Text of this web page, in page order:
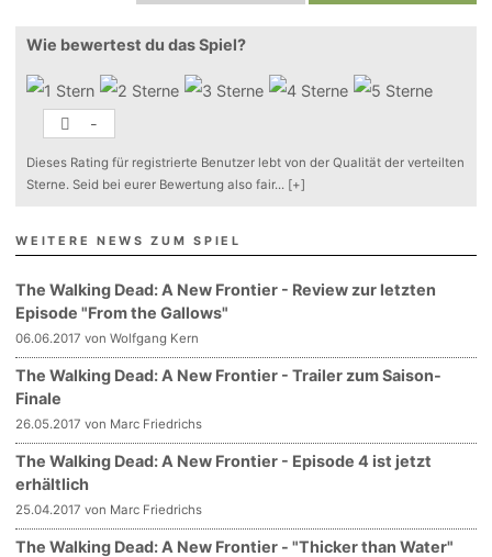
Wie bewertest du das Spiel?
-
Dieses Rating für registrierte Benutzer lebt von der Qualität der verteilten
Sterne. Seid bei eurer Bewertung also fair... [+]
WEITERE NEWS ZUM SPIEL
The Walking Dead: A New Frontier - Review zur letzten
Episode "From the Gallows"
06.06.2017 von Wolfgang Kern
The Walking Dead: A New Frontier - Trailer zum Saison-
Finale
26.05.2017 von Marc Friedrichs
The Walking Dead: A New Frontier - Episode 4 ist jetzt
erhältlich
25.04.2017 von Marc Friedrichs
The Walking Dead: A New Frontier - "Thicker than Water"